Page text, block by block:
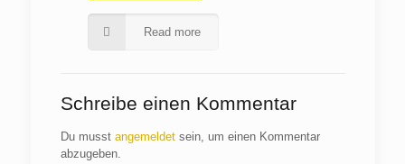
Read more
Schreibe einen Kommentar
Du musst angemeldetsein, um einen Kommentar
abzugeben.